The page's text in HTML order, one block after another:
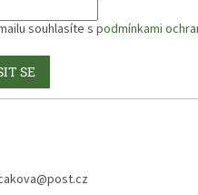
souhlasíte s podmínkami
SE
@post.cz